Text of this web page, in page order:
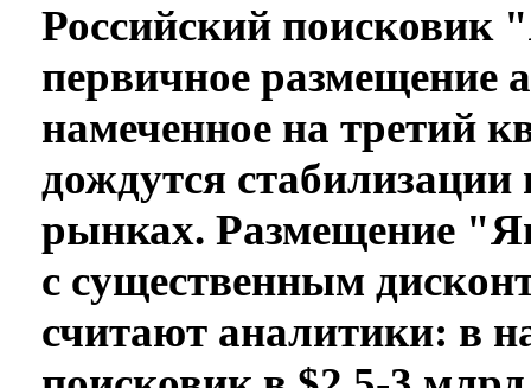
Российский поисковик
первичное размещение
намеченное на третий
дождутся
рынках. Размещение
с существенным
считают аналитики: в